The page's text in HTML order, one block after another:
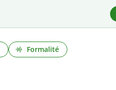
Formalité